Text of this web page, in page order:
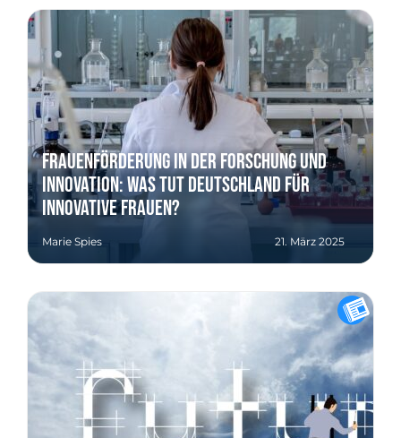
Frauenförderung in der Forschung und
Innovation: Was tut Deutschland für
innovative Frauen?
Marie Spies 21. März 2025